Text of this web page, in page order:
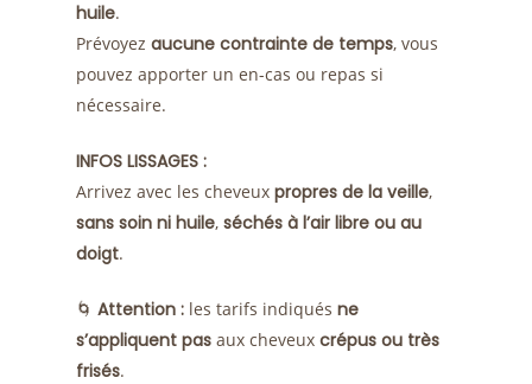
huile.
Prévoyezaucune contrainte de temps, vous
pouvez apporter un en-cas ou repas si
nécessaire.
INFOS LISSAGES :
Arrivez avec les cheveuxpropres de la veille,
sans soin ni huile,séchés à l’air libre ou au
doigt.
🌀Attention : les tarifs indiquésne
s’appliquent pas aux cheveuxcrépus ou très
frisés.